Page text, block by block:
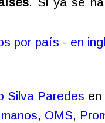
por país - en
Silva Paredes en
, OMS,